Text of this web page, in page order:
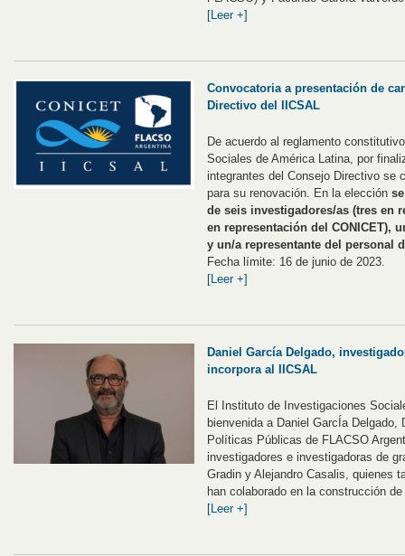
[Leer +]
Convocatoria a presentación de
Directivo del IICSAL
De acuerdo al reglamento
Sociales de América Latina, por
integrantes del Consejo Directivo se
para su renovación. En la elección
de seis investigadores/as (tres en
en representación del CONICET),
y un/a representante del personal
Fecha límite: 16 de junio de 2023.
[Leer +]
Daniel García Delgado,
incorpora al IICSAL
El Instituto de Investigaciones
bienvenida a Daniel GarcÍa
Políticas Públicas de FLACSO
investigadores e investigadoras de
Gradin y Alejandro Casalis, quienes
han colaborado en la construcción
[Leer +]